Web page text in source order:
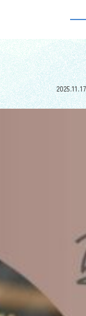
Report
2025.11.17